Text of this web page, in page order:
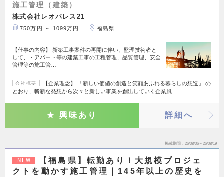
施工管理（建築）
株式会社レオパレス21
750万円 ～ 1099万円 福島県
【仕事の内容】 新築工事案件の再開に伴い、監理技術者と
して、・アパート等の建築工事の工程管理、品質管理、安全
管理等の施工管…
会社概要
【企業理念】 「新しい価値の創造と笑顔あふれる暮らしの想造」 の
とおり、斬新な発想から次々と新しい事業を創出していく企業風…
興味あり 詳細へ
掲載期間 26/08/06～26/08/19
NEW
【福島県】転勤あり！大規模プロジェ
クトを動かす施工管理｜145年以上の歴史を